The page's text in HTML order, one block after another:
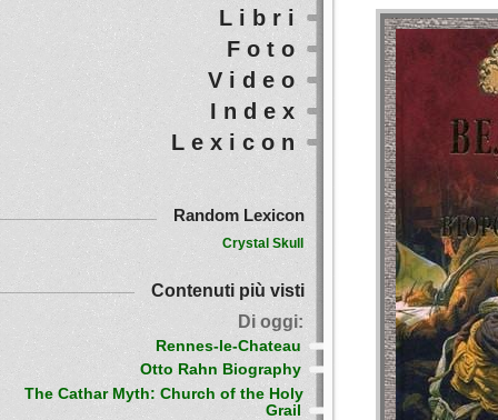
Libri
Foto
Video
Index
Lexicon
Random Lexicon
Crystal Skull
Contenuti più visti
Di oggi:
Rennes-le-Chateau
Otto Rahn Biography
The Cathar Myth: Church of the Holy
Grail